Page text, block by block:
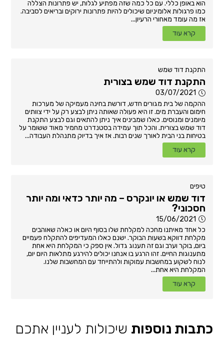
הוא באופן כללי. עם כל כמה שזה מפתיע לגלות, יש פתרונות הצללה
כמו פרגולות אלומיניום שיכולים להיות פתרונות ירוקים ובריאים לסביבה.
אז מה עומד מאחורי הרעיון...
קרא עוד
התקנת דוד שמש
התקנת דוד שמש בצורית
03/07/2021
ההקמה של בית מגורים חדש, דורשת בחינה מעמיקה של מערכות
חימום והעברת מים. זו היא פעולה שאותה ניתן לבצע רק על ידי צוותים
מיומנים ומנוסים. כאלו שמבינים איך ניתן להתאים וגם לבצע התקנת
דוד שמש בצורית. והכל תוך עמידה בסטנדרט מחמיר מאוד ששומר על
בטיחות בני הבית לאורך שנים רבות. אז איך בדיוק מתנהלת העבודה...
קרא עוד
טיפים
דוד שמש או יונקרס – מה יותר כדאי ומה יותר
חסכוני?
15/06/2021
כל אחד מאיתנו מחכה למקלחת שלו בסוף היום או כאלה שאוהבים
מקלחת דווקא בשעות הבוקר. ישנם כאלו המעדיפים להתקלח פעמיים
ביום, בוקר וערב וגם זה תענוג גדול. אין ספק כי המקלחת היא אחת
מתענוגות החיים. זהו הרגע בו אנחנו יכולים להירגע מתלאות היום יום,
לנוח לשקוע במחשבות עמוקות ולהתייחד עם המחשבות שלנו.
המקלחת היא אחת...
קרא עוד
כתבות נוספות שיכולות לעניין אתכם